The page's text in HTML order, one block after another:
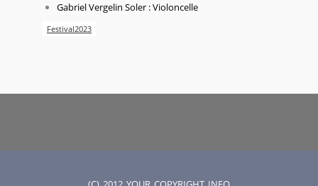
Gabriel Vergelin Soler : Violoncelle
Festival2023